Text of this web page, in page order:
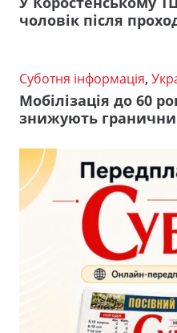
чоловік після
Суботня інформація,
Мобілізація до 60
знижують